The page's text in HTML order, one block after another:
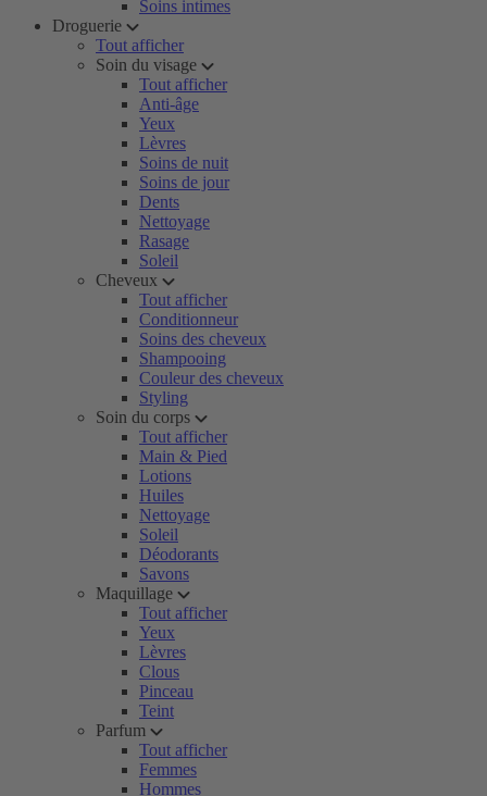
Soins intimes
Droguerie
Tout afficher
Soin du visage
Tout afficher
Anti-âge
Yeux
Lèvres
Soins de nuit
Soins de jour
Dents
Nettoyage
Rasage
Soleil
Cheveux
Tout afficher
Conditionneur
Soins des cheveux
Shampooing
Couleur des cheveux
Styling
Soin du corps
Tout afficher
Main & Pied
Lotions
Huiles
Nettoyage
Soleil
Déodorants
Savons
Maquillage
Tout afficher
Yeux
Lèvres
Clous
Pinceau
Teint
Parfum
Tout afficher
Femmes
Hommes